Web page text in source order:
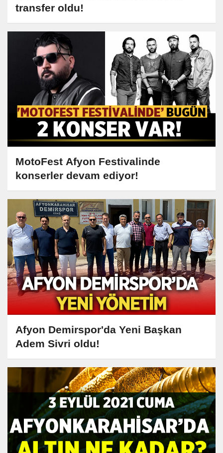
transfer oldu!
MotoFest Afyon Festivalinde
konserler devam ediyor!
Afyon Demirspor'da Yeni Başkan
Adem Sivri oldu!